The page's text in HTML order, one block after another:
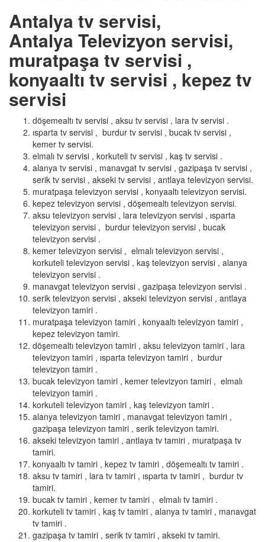
Antalya tv servisi,
Antalya Televizyon servisi,
muratpaşa tv servisi ,
konyaaltı tv servisi , kepez tv
servisi
döşemealtı tv servisi , aksu tv servisi , lara tv servisi .
ısparta tv servisi , burdur tv servisi , bucak tv servisi ,
kemer tv servisi.
elmalı tv servisi , korkuteli tv servisi , kaş tv servisi .
alanya tv servisi , manavgat tv servisi , gazipaşa tv servisi ,
serik tv servisi , akseki tv servisi , antlaya televizyon servisi.
muratpaşa televizyon servisi , konyaaltı televizyon servisi.
kepez televizyon servisi , döşemealtı televizyon servisi.
aksu televizyon servisi , lara televizyon servisi , ısparta
televizyon servisi , burdur televizyon servisi , bucak
televizyon servisi .
kemer televizyon servisi , elmalı televizyon servisi ,
korkuteli televizyon servisi , kaş televizyon servisi , alanya
televizyon servisi .
manavgat televizyon servisi , gazipaşa televizyon servisi .
serik televizyon servisi , akseki televizyon servisi , antlaya
televizyon tamiri .
muratpaşa televizyon tamiri , konyaaltı televizyon tamiri ,
kepez televizyon tamiri.
döşemealtı televizyon tamiri , aksu televizyon tamiri , lara
televizyon tamiri , ısparta televizyon tamiri , burdur
televizyon tamiri .
bucak televizyon tamiri , kemer televizyon tamiri , elmalı
televizyon tamiri .
korkuteli televizyon tamiri , kaş televizyon tamiri .
alanya televizyon tamiri , manavgat televizyon tamiri ,
gazipaşa televizyon tamiri , serik televizyon tamiri.
akseki televizyon tamiri , antlaya tv tamiri , muratpaşa tv
tamiri.
konyaaltı tv tamiri , kepez tv tamiri , döşemealtı tv tamiri .
aksu tv tamiri , lara tv tamiri , ısparta tv tamiri , burdur tv
tamiri.
bucak tv tamiri , kemer tv tamiri , elmalı tv tamiri .
korkuteli tv tamiri , kaş tv tamiri , alanya tv tamiri , manavgat
tv tamiri .
gazipaşa tv tamiri , serik tv tamiri , akseki tv tamiri.